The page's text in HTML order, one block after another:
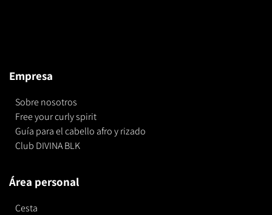
Empresa
Sobre nosotros
Free your curly spirit
Guía para el cabello afro y rizado
Club DIVINA BLK
Área personal
Cesta